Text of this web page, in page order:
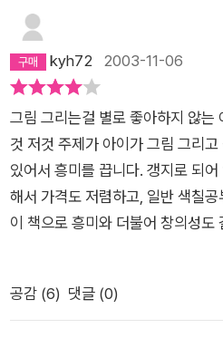
실제 그는 미술적이 기본이 갖추어
과를 그림으로 표현했다. 그에게
인 부분을 그림에 넣었던 것이다.
다. 아이들에게 나머지 그림을 그리
동의 시작이 될 것이다. 그런 의미
면 잘 이용하는 자에게 좋은 책이다.
이 지나고, 또 그러길 며칠. 전화번
장에 돌기 시작했습니다.그러고 한
을 높일 수 있다고 선전하는 시리즈
뿐(그 고급스러움 때문에 책에 마
흑 흑) 수준과 내용의 양도 마음에
않고 바로 책꽂이에 꽂아 두었습니
이 책이 생각 났습니다. 내 생각이
림을 그림으로 그리게 했지 생각을
하도록 하지 못했던 것 같다는 생
내 과감하게 그려 들어 갔지요.양면
kyh72 2003-11-06
그림 그리는걸 별로 좋아하지 않는
것 저것 주제가 아이가 그림 그리
있어서 흥미를 끕니다. 갱지로 되
해서 가격도 저렴하고, 일반 색칠
이 책으로 흥미와 더불어 창의성도
공감 (6) 댓글 (0)